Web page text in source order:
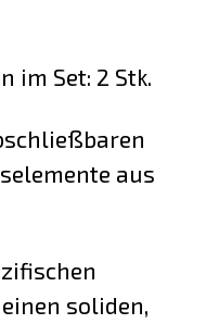
im Set: 2 Stk.
aus
soliden,